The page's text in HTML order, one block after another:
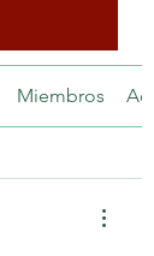
Miembros